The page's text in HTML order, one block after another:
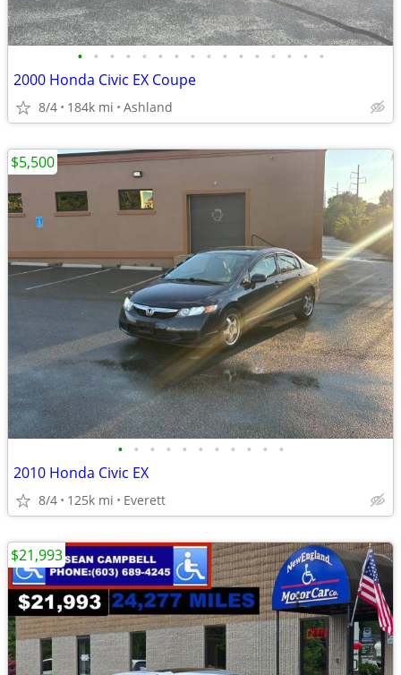
• • • • • • • • • • • • • • • •
2000 Honda Civic EX Coupe
8/4 184k mi Ashland
• • • • • • • • • • •
2010 Honda Civic EX
8/4 125k mi Everett
$5,500
$21,993